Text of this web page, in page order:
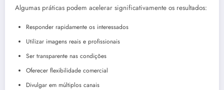
Algumas práticas podem acelerar significativamente os resultados:
Responder rapidamente os interessados
Utilizar imagens reais e profissionais
Ser transparente nas condições
Oferecer flexibilidade comercial
Divulgar em múltiplos canais